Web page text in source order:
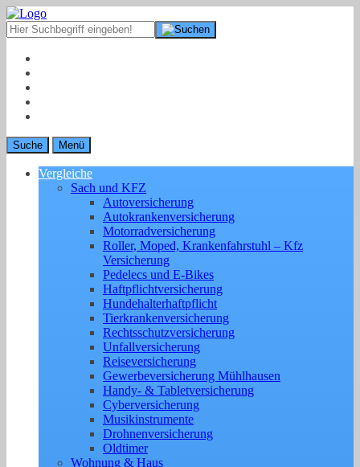
Suche Menü
Vergleiche
Sach und KFZ
Autoversicherung
Autokrankenversicherung
Motorradversicherung
Roller, Moped, Krankenfahrstuhl – Kfz
Versicherung
Pedelecs und E-Bikes
Haftpflichtversicherung
Hundehalterhaftpflicht
Tierkrankenversicherung
Rechtsschutzversicherung
Unfallversicherung
Reiseversicherung
Gewerbeversicherung Mühlhausen
Handy- & Tabletversicherung
Cyberversicherung
Musikinstrumente
Drohnenversicherung
Oldtimer
Wohnung & Haus